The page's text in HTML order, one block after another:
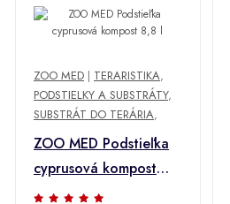
ZOO MED | TERARISTIKA,
PODSTIELKY A SUBSTRÁTY,
SUBSTRÁT DO TERÁRIA,
ZOO MED Podstieľka
cyprusová kompost
8,8 l